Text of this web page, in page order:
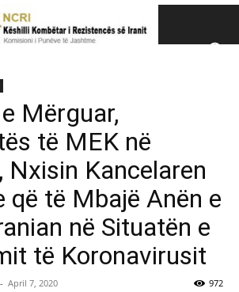
Kombëtar të Rezistencës së Iranit (NCRI)
Mërguar,
të MEK në
Nxisin Kancelaren
që të Mbajë Anën e
në Situatën e
të Koronavirusit
- April 7, 2020 972